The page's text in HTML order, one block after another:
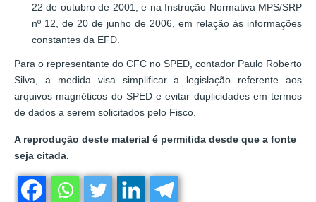
22 de outubro de 2001, e na Instrução Normativa MPS/SRP
nº 12, de 20 de junho de 2006, em relação às informações
constantes da EFD.
Para o representante do CFC no SPED, contador Paulo Roberto
Silva, a medida visa simplificar a legislação referente aos
arquivos magnéticos do SPED e evitar duplicidades em termos
de dados a serem solicitados pelo Fisco.
A reprodução deste material é permitida desde que a fonte
seja citada.